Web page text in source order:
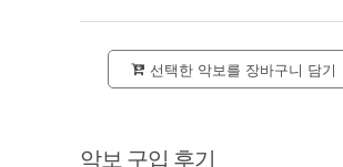
선택한 악보를 장바구니 담기
악보 구입 후기